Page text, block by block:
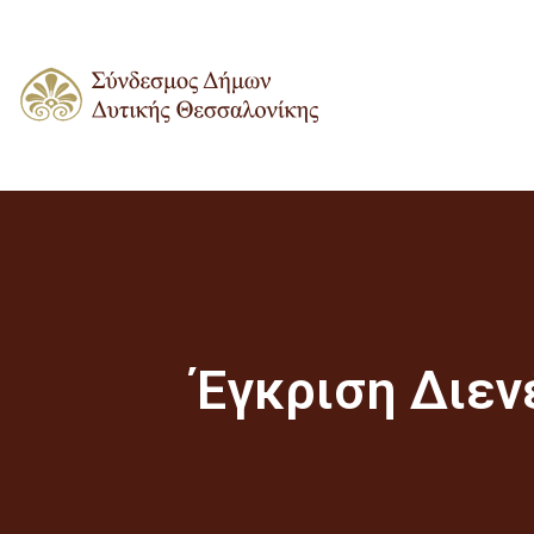
Έγκριση